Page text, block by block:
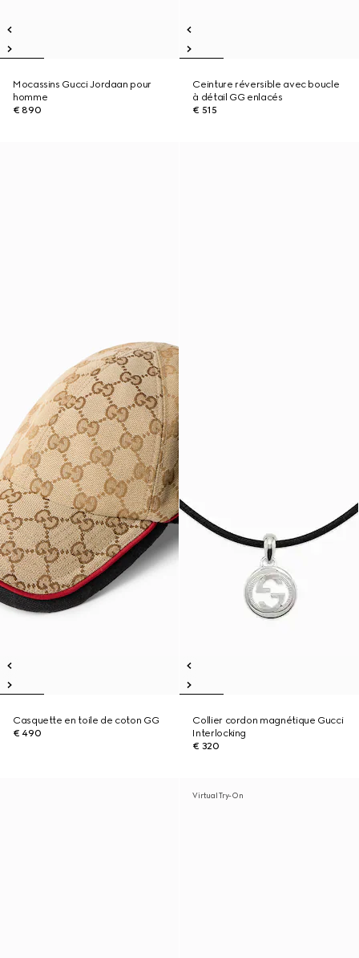
Mocassins Gucci Jordaan pour
homme
€ 890
Ceinture réversible avec boucle
à détail GG enlacés
€ 515
Casquette en toile de coton GG
€ 490
Collier cordon magnétique Gucci
Interlocking
€ 320
Virtual Try-On